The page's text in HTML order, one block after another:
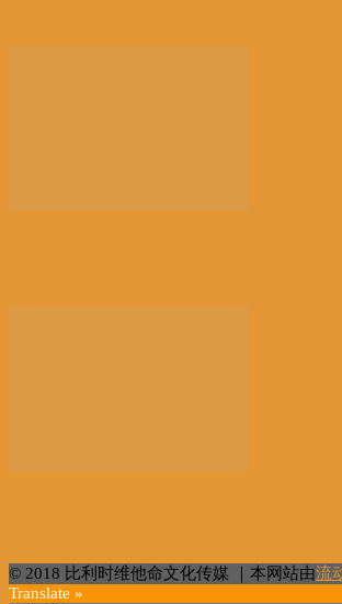
© 2018 比利时维他命文化传媒 ｜本网站由流
Translate »